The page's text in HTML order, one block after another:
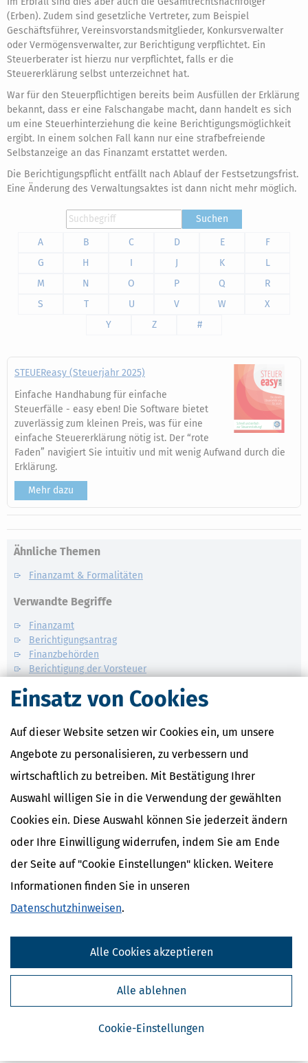
Einsatz von Cookies
Auf dieser Website setzen wir Cookies ein, um unsere
Angebote zu personalisieren, zu verbessern und
wirtschaftlich zu betreiben. Mit Bestätigung Ihrer
Auswahl willigen Sie in die Verwendung der gewählten
Cookies ein. Diese Auswahl können Sie jederzeit ändern
oder Ihre Einwilligung widerrufen, indem Sie am Ende
der Seite auf "Cookie Einstellungen" klicken. Weitere
Informationen finden Sie in unseren
Datenschutzhinweisen.
Cookie-Einstellungen
Alle ablehnen
Alle Cookies akzeptieren
(Erben). Zudem sind gesetzliche Vertreter, zum Beispiel
Geschäftsführer, Vereinsvorstandsmitglieder, Konkursverwalter
oder Vermögensverwalter, zur Berichtigung verpflichtet. Ein
Steuerberater ist hierzu nur verpflichtet, falls er die
Steuererklärung selbst unterzeichnet hat.
War für den Steuerpflichtigen bereits beim Ausfüllen der Erklärung
bekannt, dass er eine Falschangabe macht, dann handelt es sich
um eine Steuerhinterziehung die keine Berichtigungsmöglichkeit
ergibt. In einem solchen Fall kann nur eine strafbefreiende
Selbstanzeige an das Finanzamt erstattet werden.
Die Berichtigungspflicht entfällt nach Ablauf der Festsetzungsfrist.
Eine Änderung des Verwaltungsaktes ist dann nicht mehr möglich.
Suchen
A
B C D E
F
G
H I J K
L
M
N O P Q
R
S
T U V W
X
Y
Z #
STEUEReasy (Steuerjahr 2025)
Einfache Handhabung für einfache
Steuerfälle - easy eben! Die Software bietet
zuverlässig zum kleinen Preis, was für eine
einfache Steuererklärung nötig ist. Der “rote
Faden” navigiert Sie intuitiv und mit wenig Aufwand durch die
Erklärung.
Mehr dazu
Ähnliche Themen
Finanzamt & Formalitäten
Verwandte Begriffe
Finanzamt
Berichtigungsantrag
Finanzbehörden
Berichtigung der Vorsteuer
Steuererklärung
Steuertipps Selbstständige
von Steuertipps abonnieren. Die
Meine Einwilligung kann ich jederzeit durch